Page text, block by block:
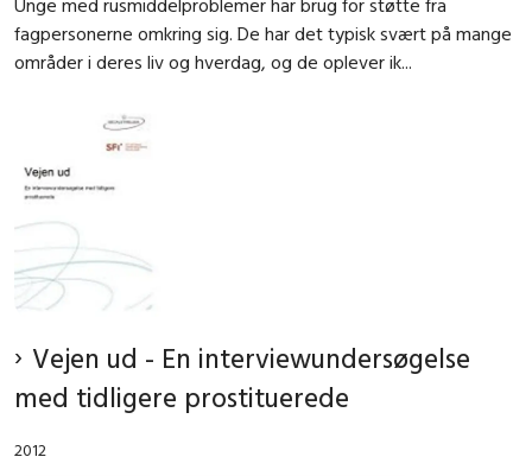
fagpersonerne omkring sig. De har det typisk svært på mange
områder i deres liv og hverdag, og de oplever ik...
Vejen ud - En interviewundersøgelse
med tidligere prostituerede
2012